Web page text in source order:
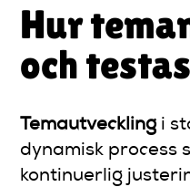
Hur
och
Temautveckling i
dynamisk process
kontinuerlig